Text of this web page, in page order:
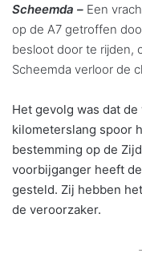
Scheemda – Een
op de A7 getroffen
besloot door te rijden,
Scheemda verloor de
Het gevolg was dat
kilometerslang spoor
bestemming op de
voorbijganger heeft
gesteld. Zij hebben
de veroorzaker.